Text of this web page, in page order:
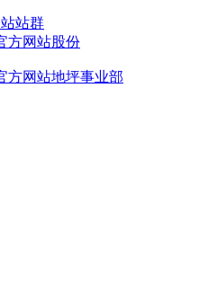
站群
方网站股份
方网站地坪事业部